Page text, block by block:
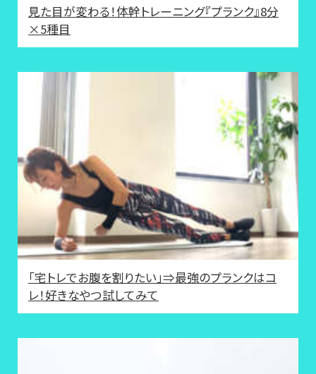
見た目が変わる！体幹トレーニング『プランク』8分
×5種目
「宅トレでお腹を割りたい」⇒最強のプランクはコ
レ！好きなやつ試してみて